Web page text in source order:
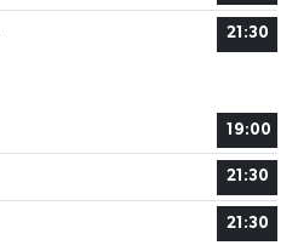
21:30
19:00
21:30
21:30